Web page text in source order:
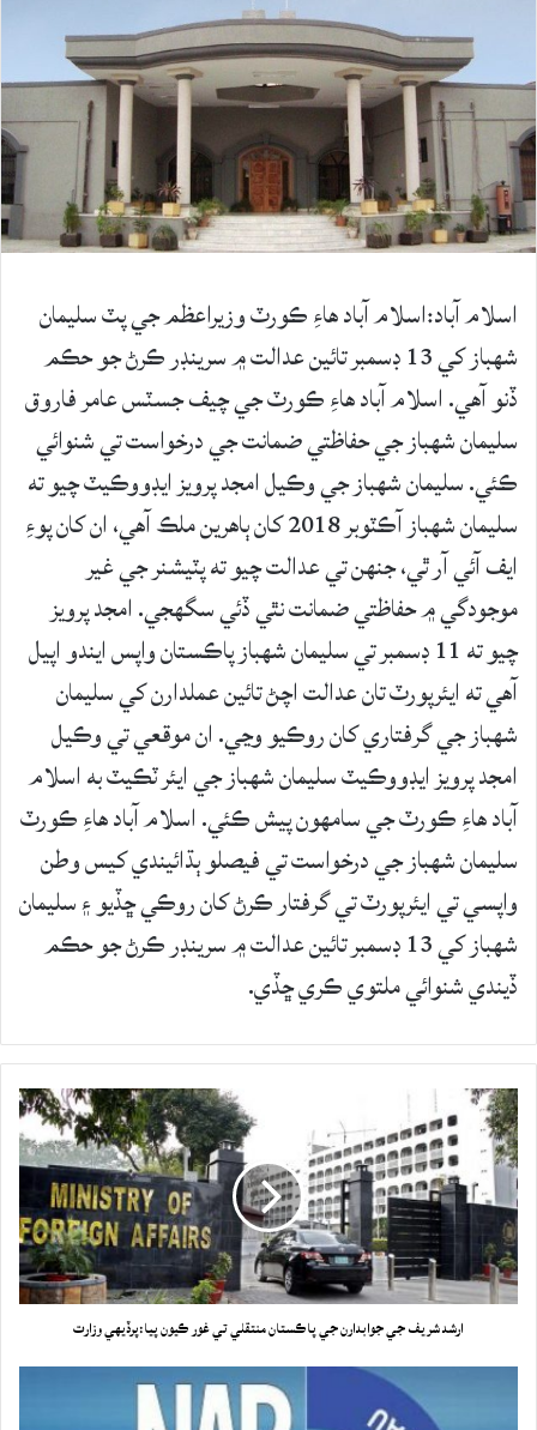
اسلام آباد:اسلام آباد هاءِ ڪورٽ وزيراعظم جي پٽ سليمان
شهباز کي 13 ڊسمبر تائين عدالت ۾ سرينڊر ڪرڻ جو حڪم
ڏنو آهي. اسلام آباد هاءِ ڪورٽ جي چيف جسٽس عامر فاروق
سليمان شهباز جي حفاظتي ضمانت جي درخواست تي شنوائي
ڪئي. سليمان شهباز جي وڪيل امجد پرويز ايڊووڪيٽ چيو ته
سليمان شهباز آڪٽوبر 2018 کان ٻاهرين ملڪ آهي، ان کان پوءِ
ايف آئي آر ٿي، جنهن تي عدالت چيو ته پٽيشنر جي غير
موجودگي ۾ حفاظتي ضمانت نٿي ڏئي سگهجي. امجد پرويز
چيو ته 11 ڊسمبر تي سليمان شهباز پاڪستان واپس ايندو اپيل
آهي ته ايئرپورٽ تان عدالت اچڻ تائين عملدارن کي سليمان
شهباز جي گرفتاري کان روڪيو وڃي. ان موقعي تي وڪيل
امجد پرويز ايڊووڪيٽ سليمان شهباز جي ايئر ٽڪيٽ به اسلام
آباد هاءِ ڪورٽ جي سامهون پيش ڪئي. اسلام آباد هاءِ ڪورٽ
سليمان شهباز جي درخواست تي فيصلو ٻڌائيندي کيس وطن
واپسي تي ايئرپورٽ تي گرفتار ڪرڻ کان روڪي ڇڏيو ۽ سليمان
شهباز کي 13 ڊسمبر تائين عدالت ۾ سرينڊر ڪرڻ جو حڪم
ڏيندي شنوائي ملتوي ڪري ڇڏي.
ارشد شريف جي جوابدارن جي پاڪستان منتقلي تي غور ڪيون پيا:پرڏيهي وزارت